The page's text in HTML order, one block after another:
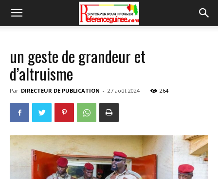
un geste de grandeur et
d’altruisme
Par DIRECTEUR DE PUBLICATION - 27 août 2024 264